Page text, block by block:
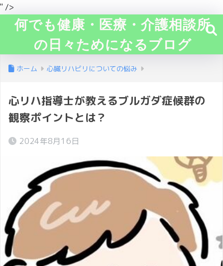
" />
何でも健康・医療・介護相談所
の日々ためになるブログ
ホーム 心臓リハビリについての悩み
心リハ指導士が教えるブルガダ症候群の
観察ポイントとは？
2024年8月16日